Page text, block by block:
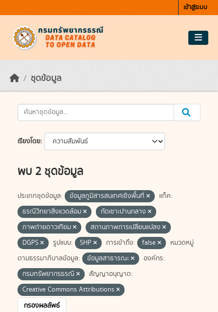
เข้าสู่ระบบ
ชุดข้อมูล
เรียงโดย
พบ 2 ชุดข้อมูล
ประเภทชุดข้อมูล: ข้อมูลภูมิสารสนเทศเชิงพื้นที่
แท็ค:
ธรณีวิทยาสิ่งแวดล้อม
กัดเซาะปานกลาง
ภาพถ่ายดาวเทียม
สถานภาพการเปลี่ยนแปลง
DGPS
รูปแบบ: SHP การเข้าถึง: false
หมวดหมู่
ตามธรรมาภิบาลข้อมูล:
ข้อมูลสาธารณะ
องค์กร:
กรมทรัพยากรธรณี
สัญญาอนุญาต:
Creative Commons Attributions
กรองผลลัพธ์